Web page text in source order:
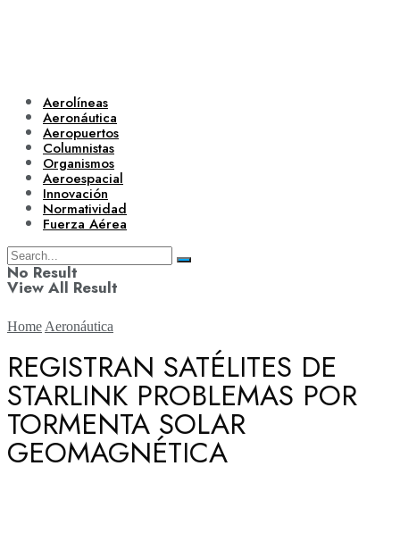
Aerolíneas
Aeronáutica
Aeropuertos
Columnistas
Organismos
Aeroespacial
Innovación
Normatividad
Fuerza Aérea
No Result
View All Result
Aerolíneas
Aeronáutica
Home Aeronáutica
REGISTRAN SATÉLITES DE
STARLINK PROBLEMAS POR
TORMENTA SOLAR
GEOMAGNÉTICA